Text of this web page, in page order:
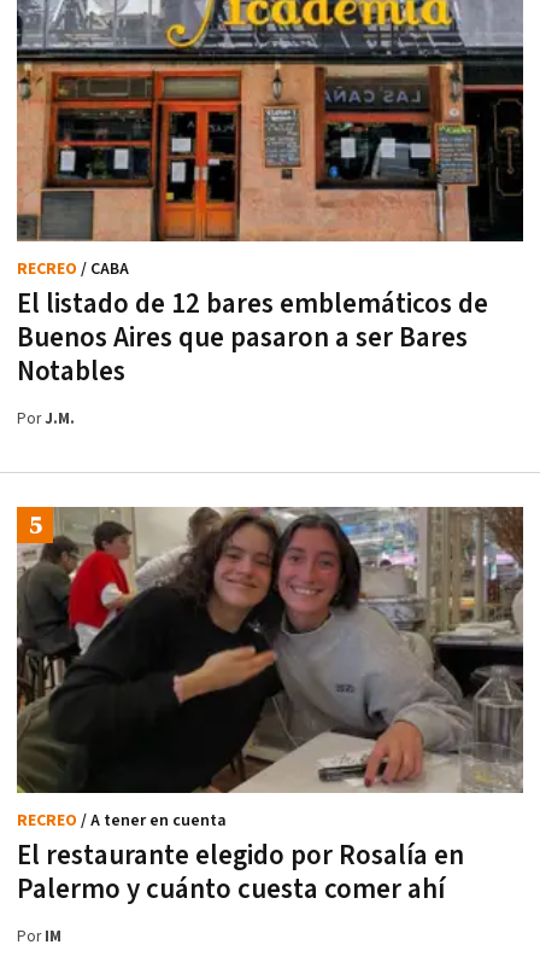
El listado de 12 bares emblemáticos de
Buenos Aires que pasaron a ser Bares
Notables
RECREO / CABA
PorJ.M.
El restaurante elegido por Rosalía en
Palermo y cuánto cuesta comer ahí
RECREO / A tener en cuenta
PorIM